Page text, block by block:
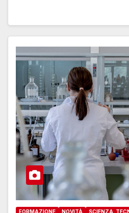
FORMAZIONE NOVITÀ SCIENZA,